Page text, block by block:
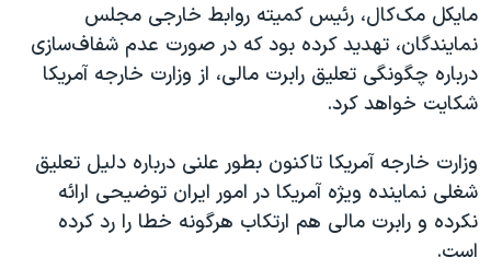
مایکل مک‌کال، رئیس کمیته روابط خارجی مجلس
نمایندگان، تهدید کرده بود که در صورت عدم شفاف‌سازی
درباره چگونگی تعلیق رابرت مالی، از وزارت خارجه آمریکا
شکایت خواهد کرد.
وزارت خارجه آمریکا تاکنون بطور علنی درباره دلیل تعلیق
شغلی نماینده ویژه آمریکا در امور ایران توضیحی ارائه
نکرده و رابرت مالی هم ارتکاب هرگونه خطا را رد کرده
است.